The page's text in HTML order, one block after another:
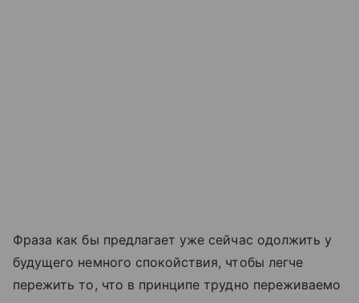
Фраза как бы предлагает уже сейчас одолжить у
будущего немного спокойствия, чтобы легче
пережить то, что в принципе трудно переживаемо